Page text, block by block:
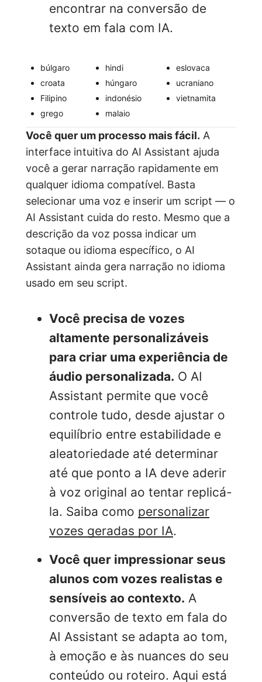
encontrar na conversão de
texto em fala com IA.
búlgaro
croata
Filipino
grego
hindi
húngaro
indonésio
malaio
eslovaca
ucraniano
vietnamita
Você quer um processo mais fácil. A
interface intuitiva do AI Assistant ajuda
você a gerar narração rapidamente em
qualquer idioma compatível. Basta
selecionar uma voz e inserir um script — o
AI Assistant cuida do resto. Mesmo que a
descrição da voz possa indicar um
sotaque ou idioma específico, o AI
Assistant ainda gera narração no idioma
usado em seu script.
Você precisa de vozes
altamente personalizáveis
para criar uma experiência de
áudio personalizada. O AI
Assistant permite que você
controle tudo, desde ajustar o
equilíbrio entre estabilidade e
aleatoriedade até determinar
até que ponto a IA deve aderir
à voz original ao tentar replicá-
la. Saiba como personalizar
vozes geradas por IA.
Você quer impressionar seus
alunos com vozes realistas e
sensíveis ao contexto. A
conversão de texto em fala do
AI Assistant se adapta ao tom,
à emoção e às nuances do seu
conteúdo ou roteiro. Aqui está